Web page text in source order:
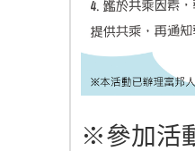
※參加活